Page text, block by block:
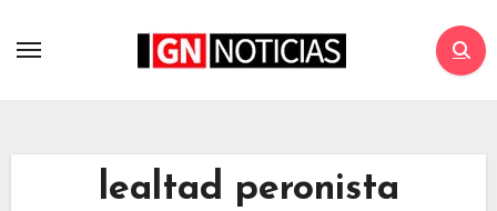
lealtad peronista